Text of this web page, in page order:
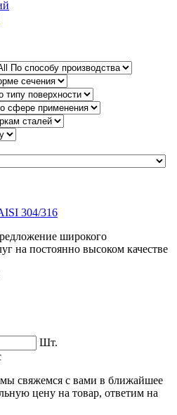
304/316
широкого
на постоянно высоком качестве
Шт.
свяжемся с вами в ближайшее
цену на товар, ответим на